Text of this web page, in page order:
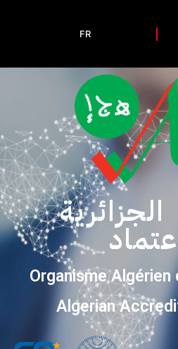
FR
Organisme
Algerian